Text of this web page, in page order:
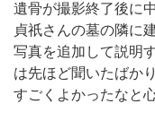
遺骨が撮影終了後に
貞祇さんの墓の隣に
写真を追加して説明
は先ほど聞いたばか
すごくよかったなと